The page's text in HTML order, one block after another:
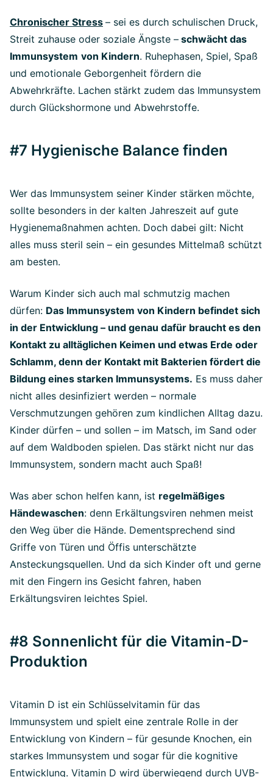
Chronischer Stress – sei es durch schulischen Druck,
Streit zuhause oder soziale Ängste – schwächt das
Immunsystem von Kindern. Ruhephasen, Spiel, Spaß
und emotionale Geborgenheit fördern die
Abwehrkräfte. Lachen stärkt zudem das Immunsystem
durch Glückshormone und Abwehrstoffe.
#7 Hygienische Balance finden
Wer das Immunsystem seiner Kinder stärken möchte,
sollte besonders in der kalten Jahreszeit auf gute
Hygienemaßnahmen achten. Doch dabei gilt: Nicht
alles muss steril sein – ein gesundes Mittelmaß schützt
am besten.
Warum Kinder sich auch mal schmutzig machen
dürfen: Das Immunsystem von Kindern befindet sich
in der Entwicklung – und genau dafür braucht es den
Kontakt zu alltäglichen Keimen und etwas Erde oder
Schlamm, denn der Kontakt mit Bakterien fördert die
Bildung eines starken Immunsystems. Es muss daher
nicht alles desinfiziert werden – normale
Verschmutzungen gehören zum kindlichen Alltag dazu.
Kinder dürfen – und sollen – im Matsch, im Sand oder
auf dem Waldboden spielen. Das stärkt nicht nur das
Immunsystem, sondern macht auch Spaß!
Was aber schon helfen kann, ist regelmäßiges
Händewaschen: denn Erkältungsviren nehmen meist
den Weg über die Hände. Dementsprechend sind
Griffe von Türen und Öffis unterschätzte
Ansteckungsquellen. Und da sich Kinder oft und gerne
mit den Fingern ins Gesicht fahren, haben
Erkältungsviren leichtes Spiel.
#8 Sonnenlicht für die Vitamin-D-
Produktion
Vitamin D ist ein Schlüsselvitamin für das
Immunsystem und spielt eine zentrale Rolle in der
Entwicklung von Kindern – für gesunde Knochen, ein
starkes Immunsystem und sogar für die kognitive
Entwicklung. Vitamin D wird überwiegend durch UVB-